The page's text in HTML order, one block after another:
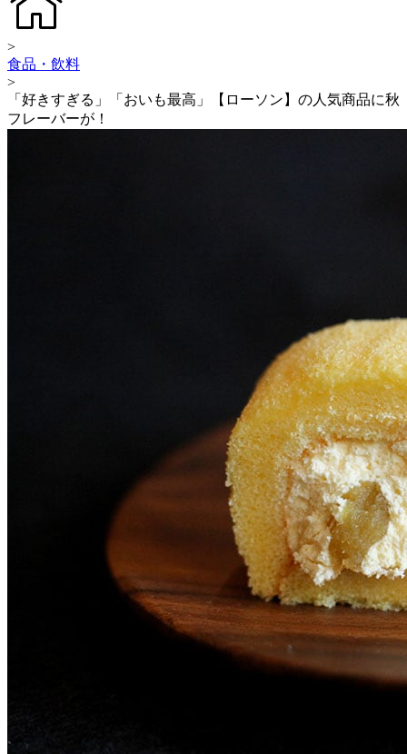
>
食品・飲料
>
「好きすぎる」「おいも最高」【ローソン】の人気商品に秋
フレーバーが！